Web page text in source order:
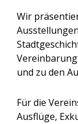
Wir
und zu den
Für die
Ausflüge,